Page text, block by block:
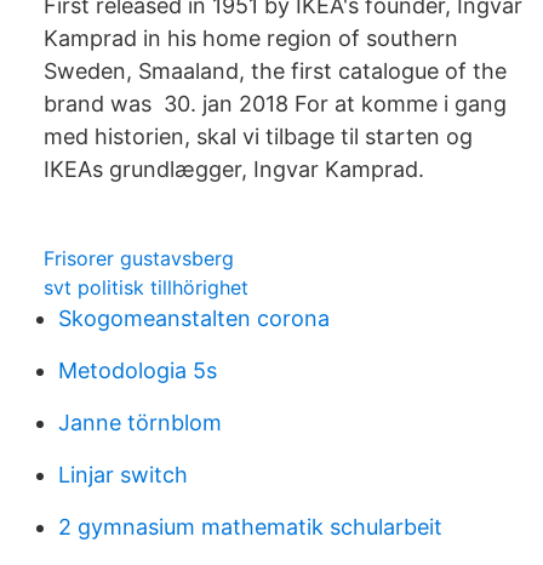
First released in 1951 by IKEA's founder, Ingvar
Kamprad in his home region of southern
Sweden, Smaaland, the first catalogue of the
brand was 30. jan 2018 For at komme i gang
med historien, skal vi tilbage til starten og
IKEAs grundlægger, Ingvar Kamprad.
Frisorer gustavsberg
svt politisk tillhörighet
Skogomeanstalten corona
Metodologia 5s
Janne törnblom
Linjar switch
2 gymnasium mathematik schularbeit